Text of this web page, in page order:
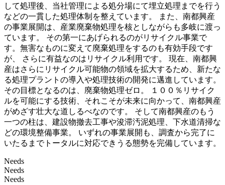
して処理後、当社管理による処分場にて埋立処理までを行う
などの一貫した処理体制を整えています。 また、南都興産
の事業展開は、産業廃棄物処理を核としながらも多岐に渡っ
ています。 その第一にあげられるのがリサイクル事業で
す。無害なものに変えて廃棄処理をするのも有効手段です
が、 さらに有益なのはリサイクル利用です。 現在、南都興
産はさらにリサイクル可能物の領域を拡大するため、新たな
る処理プラントの導入や処理技術の開発に邁進しています。
その目標となるのは、廃棄物処理ゼロ。 １００％リサイク
ルを可能にする技術、それこそが未来に向かって、南都興産
がめざす壮大な道しるべなのです。 そして南都興産のもう
一つの柱は、建設物撤去工事や浚滞汚泥処理、下水道清掃な
どの環境整備事業。 いずれの事業展開も、調査から完了に
いたるまでトータルに対応できうる態勢を完備しています。
Needs
Needs
Needs